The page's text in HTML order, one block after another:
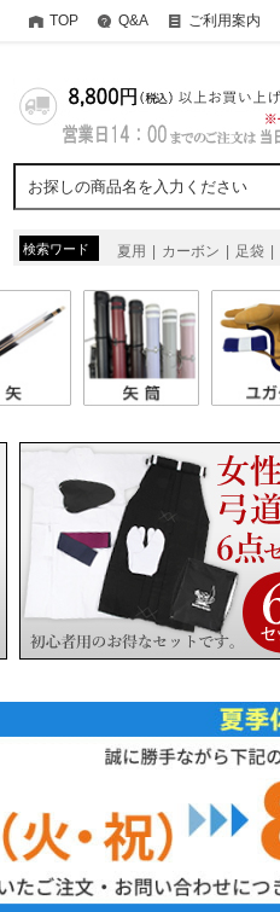
TOP Q&A ご利用案内
検索ワード 夏用 カーボン 足袋